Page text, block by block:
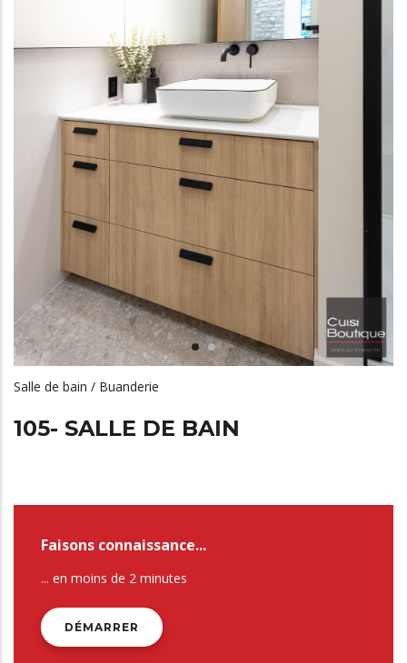
Salle de bain / Buanderie
105- SALLE DE BAIN
Faisons connaissance...
... en moins de 2 minutes
DÉMARRER